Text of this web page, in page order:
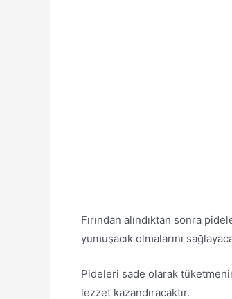
Fırından alındıktan sonra
yumuşacık olmalarını
Pideleri sade olarak
lezzet kazandıracaktır.